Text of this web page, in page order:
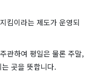
킴이라는 제도가 운영되
관하여 평일은 물론 주말,
곳을 뜻합니다.